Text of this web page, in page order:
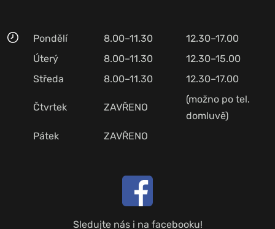
Pondělí 8.00–11.30
12.30–17.00
Úterý
8.00–11.30
12.30–15.00
Středa
8.00–11.30 12.30–17.00
Čtvrtek ZAVŘENO
(možno po tel.
domluvě)
Pátek
ZAVŘENO
Sledujte nás i na facebooku!